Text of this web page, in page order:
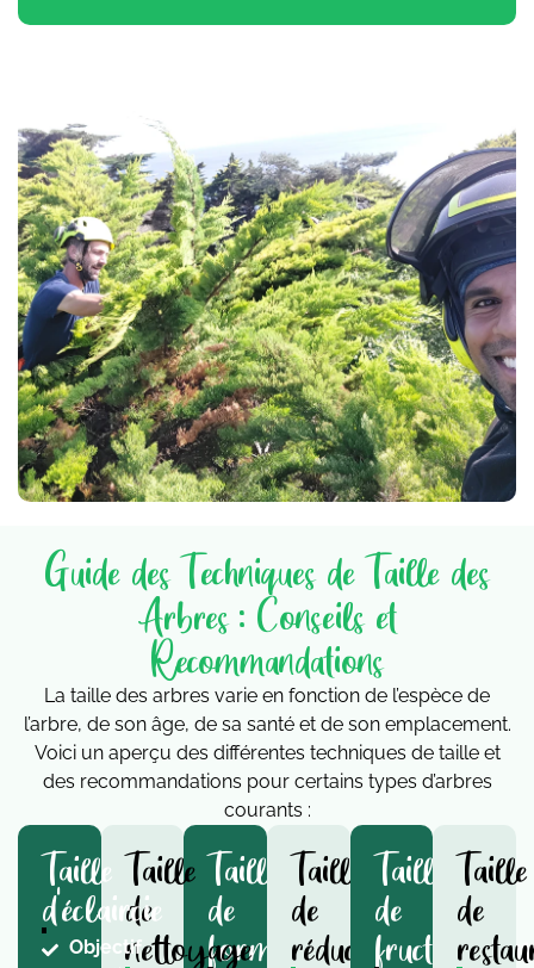
Guide des Techniques de Taille des
Arbres : Conseils et
Recommandations
La taille des arbres varie en fonction de l’espèce de
l’arbre, de son âge, de sa santé et de son emplacement.
Voici un aperçu des différentes techniques de taille et
des recommandations pour certains types d’arbres
courants :
Taille
de
formation
Taille
de
nettoyage
Taille
d'éclaircie
Objectif
Taille
de
réduction
Taille
de
fructification
Taille
de